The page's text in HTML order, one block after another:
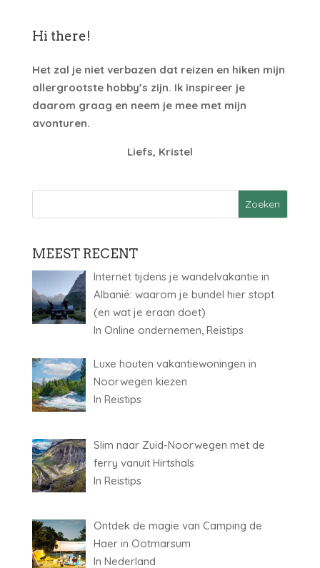
Hi there!
Het zal je niet verbazen dat reizen en hiken mijn
allergrootste hobby’s zijn. Ik inspireer je
daarom graag en neem je mee met mijn
avonturen.
Liefs, Kristel
MEEST RECENT
Internet tijdens je wandelvakantie in
Albanië: waarom je bundel hier stopt
(en wat je eraan doet)
In Online ondernemen, Reistips
Luxe houten vakantiewoningen in
Noorwegen kiezen
In Reistips
Slim naar Zuid-Noorwegen met de
ferry vanuit Hirtshals
In Reistips
Ontdek de magie van Camping de
Haer in Ootmarsum
In Nederland